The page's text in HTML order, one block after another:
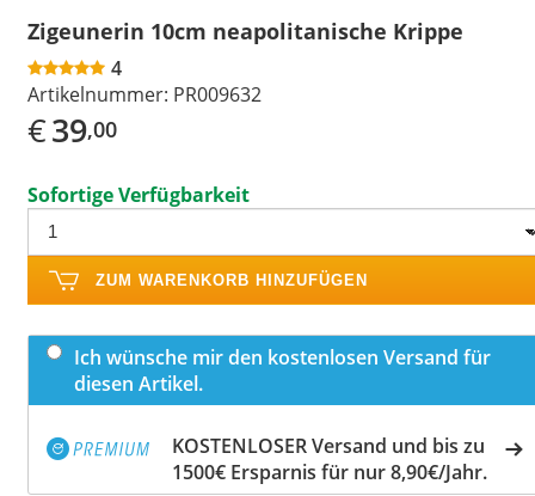
Zigeunerin 10cm neapolitanische Krippe
4
Artikelnummer: PR009632
€39,00
Sofortige Verfügbarkeit
ZUM WARENKORB HINZUFÜGEN
Ich wünsche mir den kostenlosen Versand für
diesen Artikel.
KOSTENLOSER Versand und bis zu
1500€ Ersparnis für nur 8,90€/Jahr.